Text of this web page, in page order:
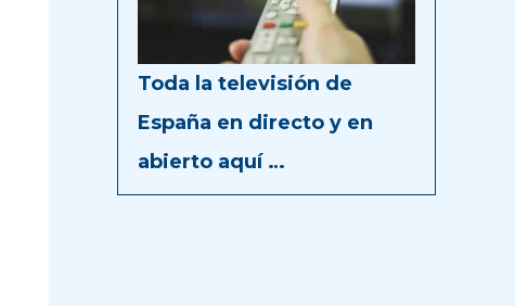
Toda la televisión de
España en directo y en
abierto aquí …